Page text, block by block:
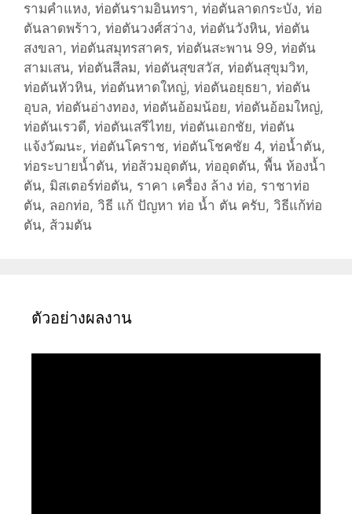
รามคำแหง, ท่อตันรามอินทรา, ท่อตันลาดกระบัง, ท่อ
ตันลาดพร้าว, ท่อตันวงศ์สว่าง, ท่อตันวังหิน, ท่อตัน
สงขลา, ท่อตันสมุทรสาคร, ท่อตันสะพาน 99, ท่อตัน
สามเสน, ท่อตันสีลม, ท่อตันสุขสวัส, ท่อตันสุขุมวิท,
ท่อตันหัวหิน, ท่อตันหาดใหญ่, ท่อตันอยุธยา, ท่อตัน
อุบล, ท่อตันอ่างทอง, ท่อตันอ้อมน้อย, ท่อตันอ้อมใหญ่,
ท่อตันเรวดี, ท่อตันเสรีไทย, ท่อตันเอกชัย, ท่อตัน
แจ้งวัฒนะ, ท่อตันโคราช, ท่อตันโชคชัย 4, ท่อน้ำตัน,
ท่อระบายน้ำตัน, ท่อส้วมอุดตัน, ท่ออุดตัน, พื้น ห้องน้ำ
ตัน, มิสเตอร์ท่อตัน, ราคา เครื่อง ล้าง ท่อ, ราชาท่อ
ตัน, ลอกท่อ, วิธี แก้ ปัญหา ท่อ น้ำ ตัน ครับ, วิธีแก้ท่อ
ตัน, ส้วมตัน
ตัวอย่างผลงาน